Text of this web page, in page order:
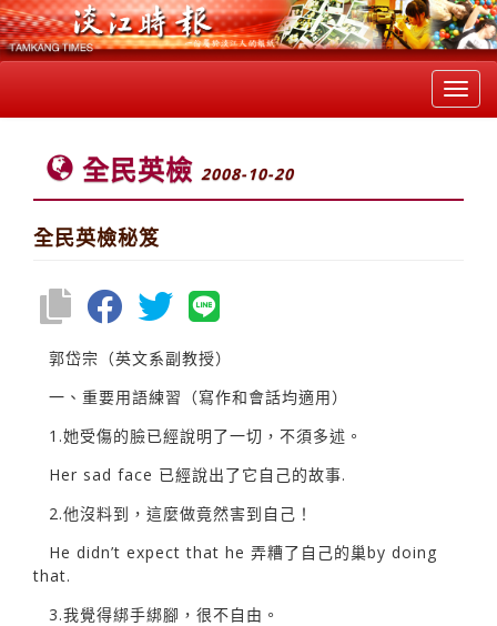
全民英檢 2008-10-20
全民英檢秘笈
郭岱宗（英文系副教授）
一、重要用語練習（寫作和會話均適用）
1.她受傷的臉已經說明了一切，不須多述。
Her sad face 已經說出了它自己的故事.
2.他沒料到，這麼做竟然害到自己！
He didn’t expect that he 弄糟了自己的巢by doing
that.
3.我覺得綁手綁腳，很不自由。